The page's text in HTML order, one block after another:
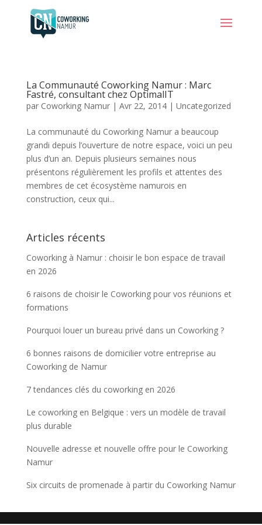
La Communauté Coworking Namur : Marc
Fastré, consultant chez OptimalIT
par Coworking Namur| Avr 22, 2014| Uncategorized
La communauté du Coworking Namur a beaucoup
grandi depuis l’ouverture de notre espace, voici un peu
plus d’un an. Depuis plusieurs semaines nous
présentons régulièrement les profils et attentes des
membres de cet écosystème namurois en
construction, ceux qui...
Articles récents
Coworking à Namur : choisir le bon espace de travail
en 2026
6 raisons de choisir le Coworking pour vos réunions et
formations
Pourquoi louer un bureau privé dans un Coworking ?
6 bonnes raisons de domicilier votre entreprise au
Coworking de Namur
7 tendances clés du coworking en 2026
Le coworking en Belgique : vers un modèle de travail
plus durable
Nouvelle adresse et nouvelle offre pour le Coworking
Namur
Six circuits de promenade à partir du Coworking Namur